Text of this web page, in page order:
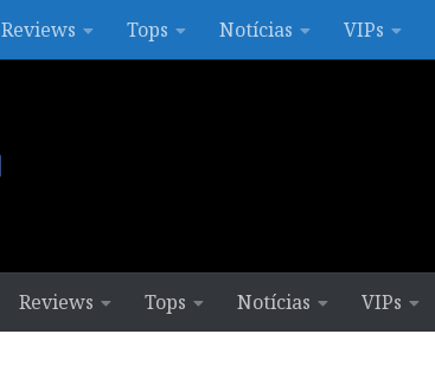
Reviews Tops Notícias VIPs
Reviews Tops Notícias VIPs